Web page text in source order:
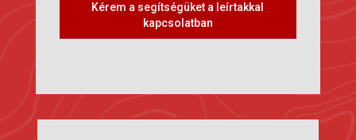
Kérem a segítségüket a leírtakkal
kapcsolatban